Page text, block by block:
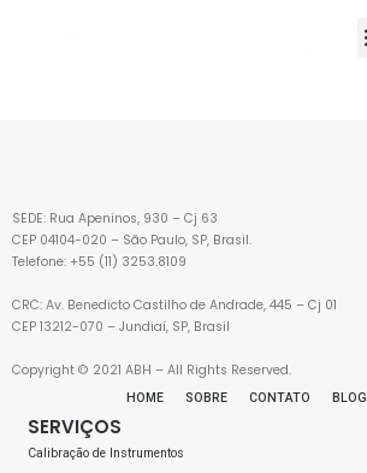
SEDE: Rua Apeninos, 930 – Cj 63
CEP 04104-020 – São Paulo, SP, Brasil.
Telefone: +55 (11) 3253.8109
CRC: Av. Benedicto Castilho de Andrade, 445 – Cj 01
CEP 13212-070 – Jundiaí, SP, Brasil
Copyright © 2021 ABH – All Rights Reserved.
HOME SOBRE CONTATO BLOG
SERVIÇOS
Calibração de Instrumentos